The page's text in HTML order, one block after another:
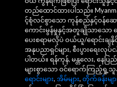
တည်ထောင်ထားပါသည်။
င့်စုံလင်စွာသော ကုန်စည်နှင့်ဝန်ဆ
ကောင်းမွန်မှုနှင့်အတူချိုသာသော ဈေ
ပေးစရာမလိုပဲ ဝယ်ယူ/ရောင်းချနို
အနုပညာရှင်များ, စီးပွားရေးလုပ်င
ပါတယ်။ ရန်ကုန်, မန္တလေး, နေပြ
များစွာသော ဝင်ရောက်ကြည့်ရှု့
ရောင်းများ, အိမ်များ, တိုက်ခန်းမျာ